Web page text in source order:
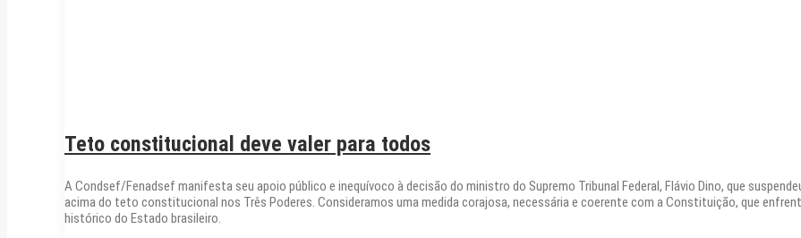
Teto constitucional deve valer para todos
A Condsef/Fenadsef manifesta seu apoio público e inequívoco à decisão do ministro do Supremo Tribunal Federal, Flávio Dino, que
acima do teto constitucional nos Três Poderes. Consideramos uma medida corajosa, necessária e coerente com a Constituição, que
histórico do Estado brasileiro.